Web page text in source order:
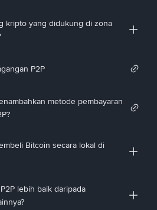
kripto yang didukung di zona
P2P
metode pembayaran
Bitcoin secara lokal di
lebih baik daripada